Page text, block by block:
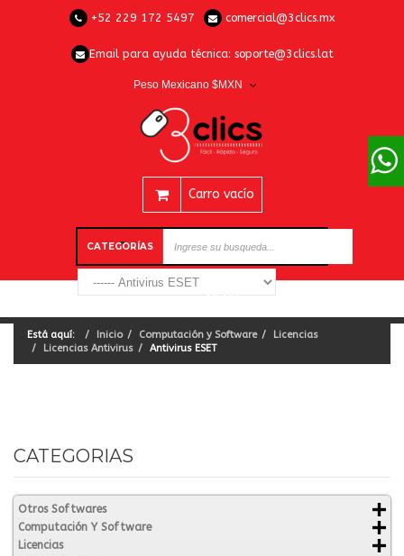
+52 229 172 5497 comercial@3clics.mx
Email para ayuda técnica: soporte@3clics.lat
Peso Mexicano $MXN
Carro vacío
CATEGORÍAS
Está aquí: Inicio Computación y Software
Licencias
Licencias Antivirus
Antivirus ESET
CATEGORIAS
Otros Softwares
Computación Y Software
Licencias